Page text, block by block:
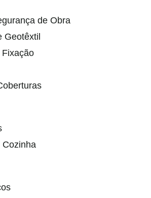
de Obra
Geotêxtil
Cozinha